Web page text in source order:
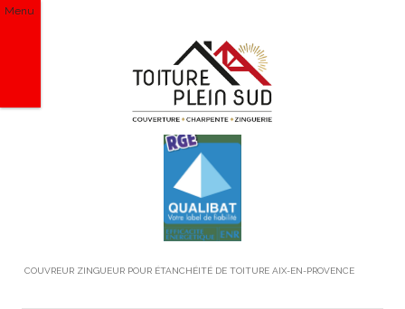
Menu
COUVREUR ZINGUEUR POUR ÉTANCHÉITÉ DE TOITURE AIX-EN-PROVENCE